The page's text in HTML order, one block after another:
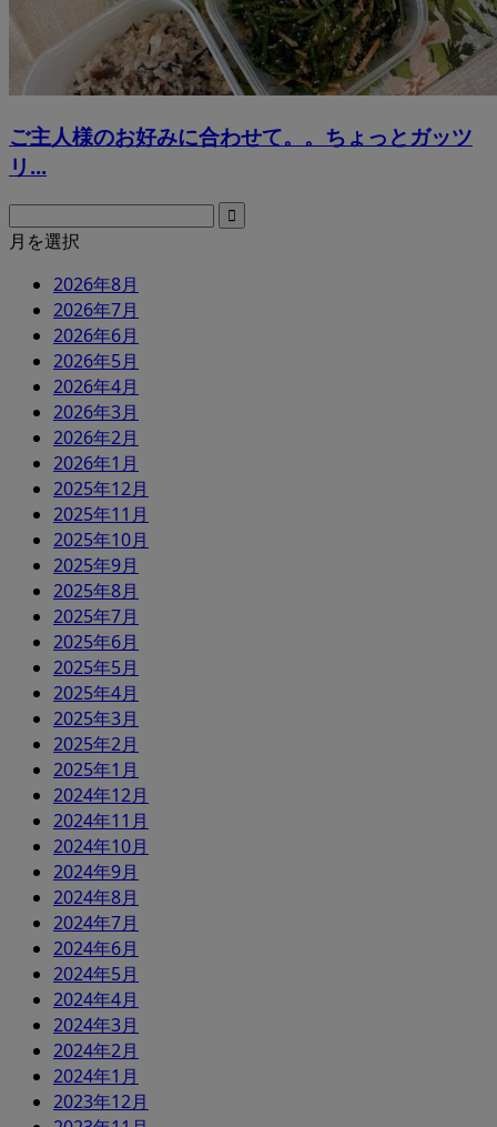
ご主人様のお好みに合わせて。。ちょっとガッツ
リ...
月を選択
2026年8月
2026年7月
2026年6月
2026年5月
2026年4月
2026年3月
2026年2月
2026年1月
2025年12月
2025年11月
2025年10月
2025年9月
2025年8月
2025年7月
2025年6月
2025年5月
2025年4月
2025年3月
2025年2月
2025年1月
2024年12月
2024年11月
2024年10月
2024年9月
2024年8月
2024年7月
2024年6月
2024年5月
2024年4月
2024年3月
2024年2月
2024年1月
2023年12月